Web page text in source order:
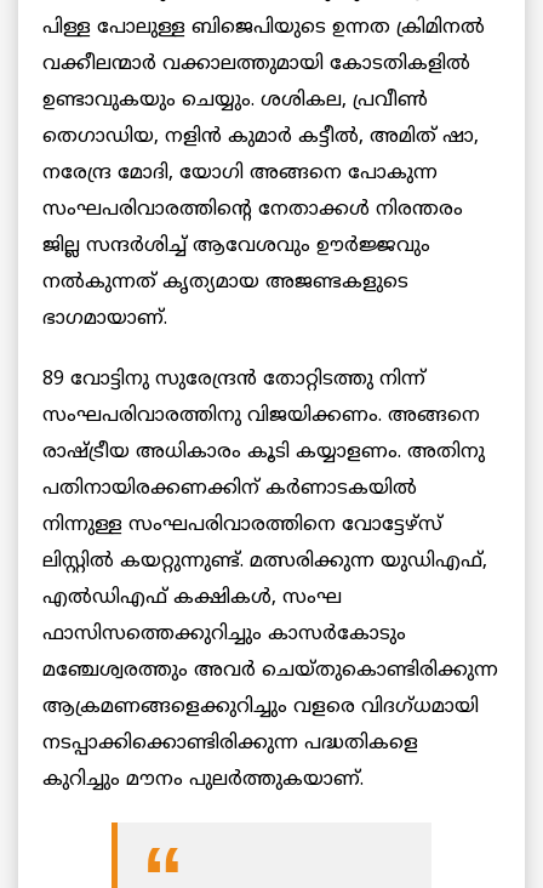
പിള്ള പോലുള്ള ബിജെപിയുടെ ഉന്നത ക്രിമിനല്‍
വക്കീലന്മാര്‍ വക്കാലത്തുമായി കോടതികളില്‍
ഉണ്ടാവുകയും ചെയ്യും. ശശികല, പ്രവീണ്‍
തെഗാഡിയ, നളിന്‍ കുമാര്‍ കട്ടീല്‍, അമിത് ഷാ,
നരേന്ദ്ര മോദി, യോഗി അങ്ങനെ പോകുന്ന
സംഘപരിവാരത്തിന്‍റെ നേതാക്കള്‍ നിരന്തരം
ജില്ല സന്ദര്‍ശിച്ച് ആവേശവും ഊര്‍ജ്ജവും
നല്‍കുന്നത് കൃത്യമായ അജണ്ടകളുടെ
ഭാഗമായാണ്.
89 വോട്ടിനു സുരേന്ദ്രൻ തോറ്റിടത്തു നിന്ന്
സംഘപരിവാരത്തിനു വിജയിക്കണം. അങ്ങനെ
രാഷ്ട്രീയ അധികാരം കൂടി കയ്യാളണം. അതിനു
പതിനായിരക്കണക്കിന് കർണാടകയിൽ
നിന്നുള്ള സംഘപരിവാരത്തിനെ വോട്ടേഴ്‌സ്
ലിസ്റ്റിൽ കയറ്റുന്നുണ്ട്. മത്സരിക്കുന്ന യുഡിഎഫ്,
എൽഡിഎഫ് കക്ഷികൾ, സംഘ
ഫാസിസത്തെക്കുറിച്ചും കാസര്‍കോടും
മഞ്ചേശ്വരത്തും അവർ ചെയ്തുകൊണ്ടിരിക്കുന്ന
ആക്രമണങ്ങളെക്കുറിച്ചും വളരെ വിദഗ്ധമായി
നടപ്പാക്കിക്കൊണ്ടിരിക്കുന്ന പദ്ധതികളെ
കുറിച്ചും മൗനം പുലർത്തുകയാണ്.